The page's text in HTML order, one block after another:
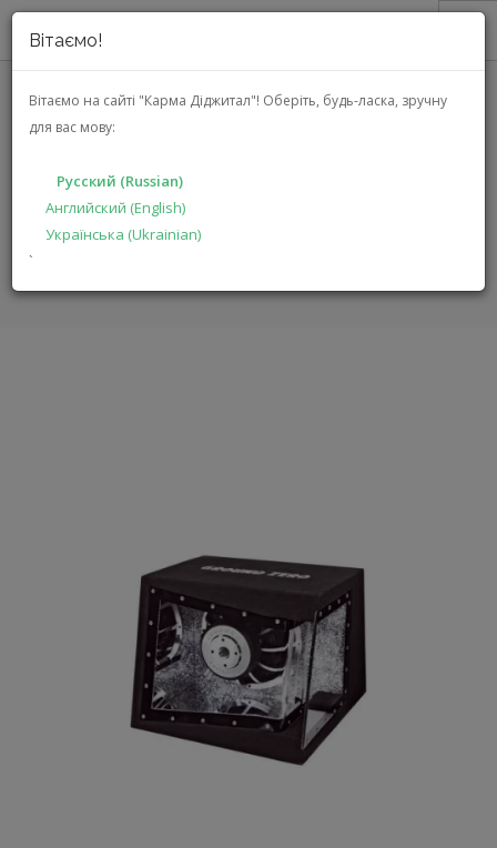
Вітаємо!
Вітаємо на сайті "Карма Діджитал"! Оберіть, будь-ласка, зручну
для вас мову:
Русский (Russian)
Английский (English)
Українська (Ukrainian)
`
О НАС
АКЦИИ
РЕШЕНИЯ
ПРОИЗВОДИТЕЛЯМ
ГЛАВНАЯ КАТАЛОГ
GZRB 300BPX